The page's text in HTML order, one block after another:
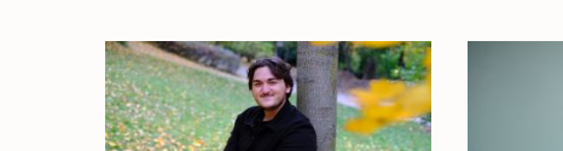
Související
články